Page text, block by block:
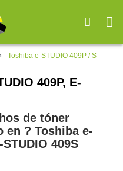
Toshiba e-STUDIO 409P / S
409P, E-
de tóner
en ?️ Toshiba e-
409S